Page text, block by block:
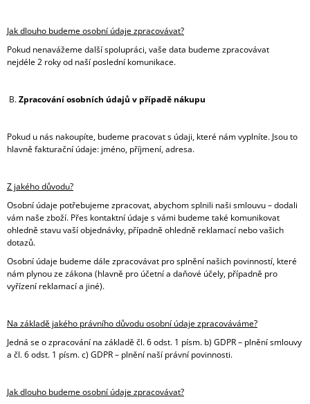
Jak dlouho budeme osobní údaje zpracovávat?
Pokud nenavážeme další spolupráci, vaše data budeme zpracovávat
nejdéle 2 roky od naší poslední komunikace.
B.Zpracování osobních údajů v případě nákupu
Pokud u nás nakoupíte, budeme pracovat s údaji, které nám vyplníte. Jsou to
hlavně fakturační údaje: jméno, příjmení, adresa.
Z jakého důvodu?
Osobní údaje potřebujeme zpracovat, abychom splnili naši smlouvu – dodali
vám naše zboží. Přes kontaktní údaje s vámi budeme také komunikovat
ohledně stavu vaší objednávky, případně ohledně reklamací nebo vašich
dotazů.
Osobní údaje budeme dále zpracovávat pro splnění našich povinností, které
nám plynou ze zákona (hlavně pro účetní a daňové účely, případně pro
vyřízení reklamací a jiné).
Na základě jakého právního důvodu osobní údaje zpracováváme?
Jedná se o zpracování na základě čl. 6 odst. 1 písm. b) GDPR – plnění smlouvy
a čl. 6 odst. 1 písm. c) GDPR – plnění naší právní povinnosti.
Jak dlouho budeme osobní údaje zpracovávat?